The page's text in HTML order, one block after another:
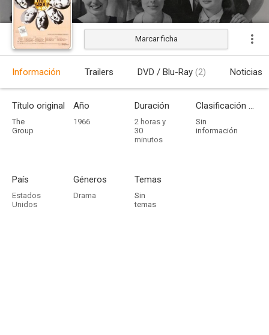
Estrenada
Marcar ficha
Información Trailers DVD / Blu-Ray (2) Noticias
Título original
The
Group
Año
1966
Duración
2 horas y
30
minutos
Clasificación por edades
Sin
información
País
Estados
Unidos
Géneros
Drama
Temas
Sin
temas